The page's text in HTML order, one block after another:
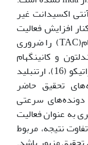
اکسیدانت غیر
افزایش فعالیت
آنزیم GPX و افزایش ظرفیت ضد اکسایشی تام(TAC) را ضروری
و کانینگهام
همسو می‌باشد (5 و 25). اما نتایج تحقیق مارزاتیکو (16)، ارتنبلید
یافته‌های تحقیق حاضر
دونده‌های سرعتی
است، نمونه‌ها از 6 دوی 150 متری به عنوان فعالیت
نتیجه، مربوط